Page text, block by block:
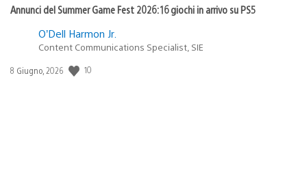
Annunci del Summer Game Fest 2026: 16 giochi in arrivo su PS5
O’Dell Harmon Jr.
Content Communications Specialist, SIE
Data
8 Giugno, 2026 10